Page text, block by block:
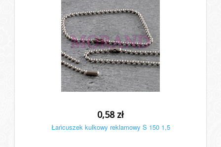
0,58 zł
Łańcuszek kulkowy reklamowy S 150 1,5